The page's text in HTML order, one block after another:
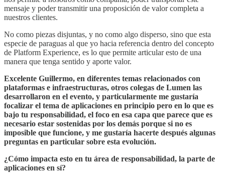
mensaje y poder transmitir una proposición de valor completa a
nuestros clientes.
No como piezas disjuntas, y no como algo disperso, sino que esta
especie de paraguas al que yo hacia referencia dentro del concepto
de Platform Experience, es lo que permite articular esto de una
manera que tenga sentido y aporte valor.
Excelente Guillermo, en diferentes temas relacionados con
plataformas e infraestructuras, otros colegas de Lumen las
desarrollaron en el evento, y particularmente me gustaría
focalizar el tema de aplicaciones en principio pero en lo que es
bajo tu responsabilidad, el foco en esa capa que parece que es
necesario estar sostenidas por los demás porque si no es
imposible que funcione, y me gustaría hacerte después algunas
preguntas en particular sobre esta evolución.
¿Cómo impacta esto en tu área de responsabilidad, la parte de
aplicaciones en sí?